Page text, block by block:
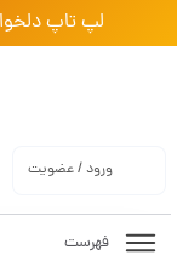
لپ تاپ
ورود / عضویت
فهرست